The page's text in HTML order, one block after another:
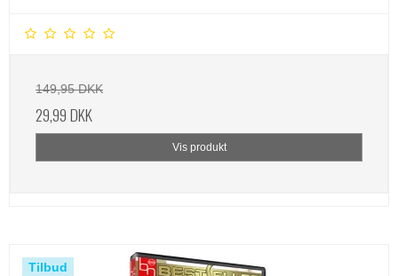
149,95 DKK
29,99 DKK
Vis produkt
Tilbud